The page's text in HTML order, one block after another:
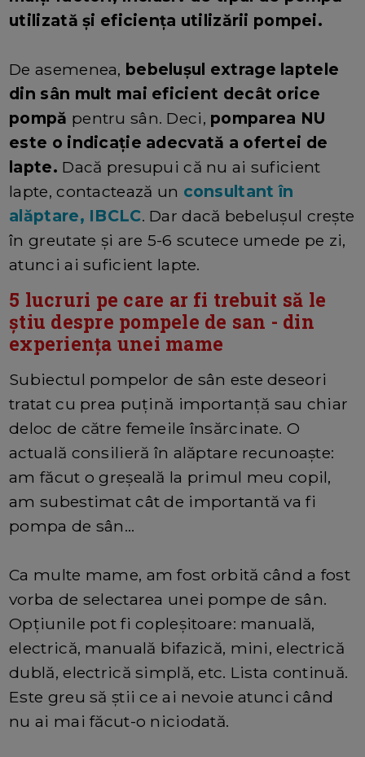
utilizată și eficiența utilizării pompei.
De asemenea, bebelușul extrage laptele
din sân mult mai eficient decât orice
pompă pentru sân. Deci, pomparea NU
este o indicație adecvată a ofertei de
lapte. Dacă presupui că nu ai suficient
lapte, contactează un consultant în
alăptare, IBCLC. Dar dacă bebelușul crește
în greutate și are 5-6 scutece umede pe zi,
atunci ai suficient lapte.
5 lucruri pe care ar fi trebuit să le
știu despre pompele de san - din
experiența unei mame
Subiectul pompelor de sân este deseori
tratat cu prea puțină importanță sau chiar
deloc de către femeile însărcinate. O
actuală consilieră în alăptare recunoaște:
am făcut o greșeală la primul meu copil,
am subestimat cât de importantă va fi
pompa de sân...
Ca multe mame, am fost orbită când a fost
vorba de selectarea unei pompe de sân.
Opțiunile pot fi copleșitoare: manuală,
electrică, manuală bifazică, mini, electrică
dublă, electrică simplă, etc. Lista continuă.
Este greu să știi ce ai nevoie atunci când
nu ai mai făcut-o niciodată.